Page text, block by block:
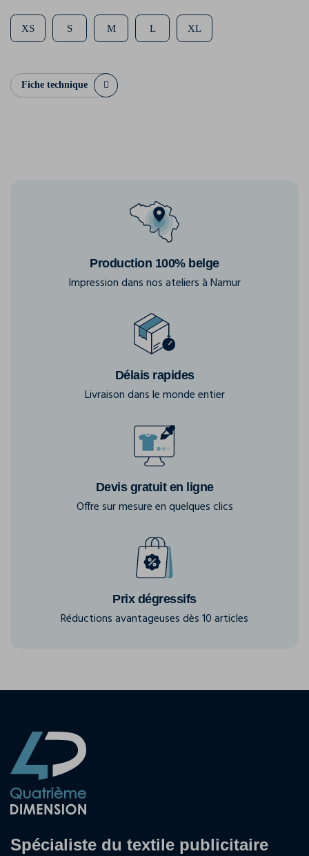
XS S M L XL
Fiche technique
Production 100% belge
Impression dans nos ateliers à Namur
Délais rapides
Livraison dans le monde entier
Devis gratuit en ligne
Offre sur mesure en quelques clics
Prix dégressifs
Réductions avantageuses dès 10 articles
Spécialiste du textile publicitaire